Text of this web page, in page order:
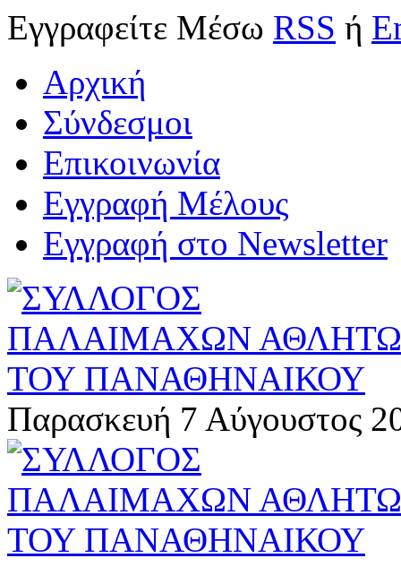
Εγγραφείτε Μέσω RSS ή
Αρχική
Σύνδεσμοι
Επικοινωνία
Εγγραφή Μέλους
Εγγραφή στο Newsletter
Παρασκευή 7 Αύγουστος